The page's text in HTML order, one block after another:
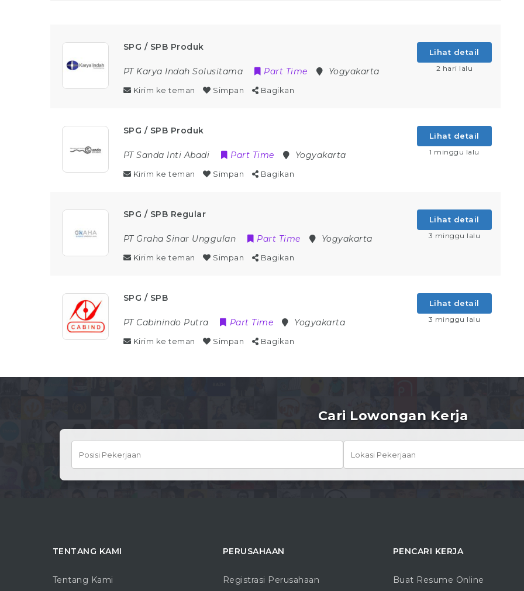
SPG / SPB Produk
PT Karya Indah Solusitama Part Time Yogyakarta
Kirim ke teman Simpan Bagikan
Lihat detail
2 hari lalu
SPG / SPB Produk
PT Sanda Inti Abadi Part Time Yogyakarta
Kirim ke teman Simpan Bagikan
Lihat detail
1 minggu lalu
SPG / SPB Regular
PT Graha Sinar Unggulan Part Time Yogyakarta
Kirim ke teman Simpan Bagikan
Lihat detail
3 minggu lalu
SPG / SPB
PT Cabinindo Putra Part Time Yogyakarta
Kirim ke teman Simpan Bagikan
Lihat detail
3 minggu lalu
Cari Lowongan Kerja
TENTANG KAMI
Tentang Kami
PERUSAHAAN
Registrasi Perusahaan
PENCARI KERJA
Buat Resume Online